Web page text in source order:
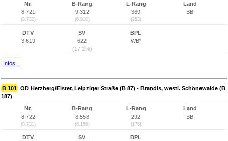
Nr.
8.721
(8.730)
B-Rang
9.312
(6.910)
L-Rang
369
(253)
Land
BB
DTV
3.619
SV
622
(17,2%)
BPL
WB*
Infos...
B 101 OD Herzberg/Elster, Leipziger Straße (B 87) - Brandis, westl. Schönewalde (B
187)
Nr.
8.722
(8.731)
B-Rang
8.558
(6.158)
L-Rang
292
(176)
Land
BB
DTV
SV
BPL